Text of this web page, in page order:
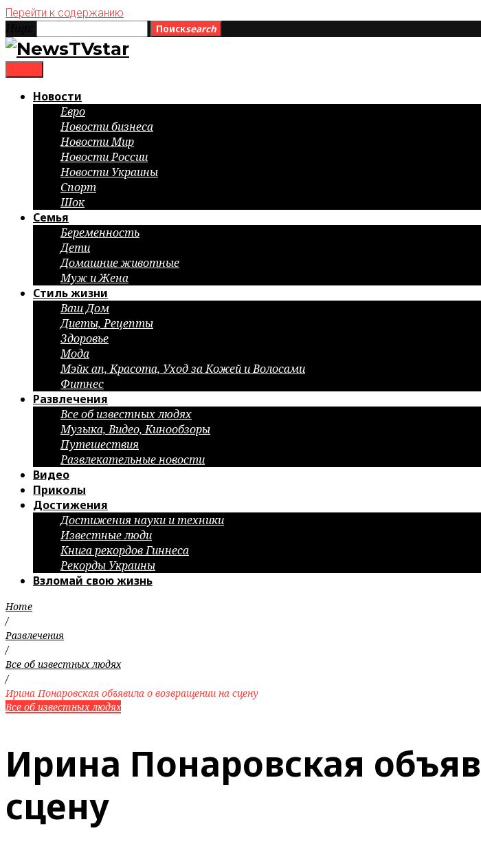
Перейти к содержанию
Поискsearch
Новости
Евро
Новости бизнеса
Новости Мир
Новости России
Новости Украины
Спорт
Шок
Семья
Беременность
Дети
Домашние животные
Муж и Жена
Стиль жизни
Ваш Дом
Диеты, Рецепты
Здоровье
Мода
Мэйк ап, Красота, Уход за Кожей и Волосами
Фитнес
Развлечения
Все об известных людях
Музыка, Видео, Кинообзоры
Путешествия
Развлекательные новости
Видео
Приколы
Достижения
Достижения науки и техники
Известные люди
Книга рекордов Гиннеса
Рекорды Украины
Взломай свою жизнь
Home
/
Развлечения
/
Все об известных людях
/
Ирина Понаровская объявила о возвращении на сцену
Все об известных людях
Ирина Понаровская
сцену